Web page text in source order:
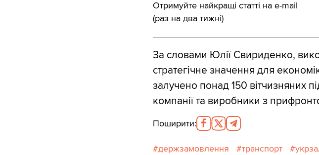
Отримуйте найкращі статті на e-mail
(раз на два тижні)
За словами Юлії Свириденко,
стратегічне значення для
залучено понад 150 вітчизняних
компанії та виробники з
Поширити:
держзамовлення транспорт